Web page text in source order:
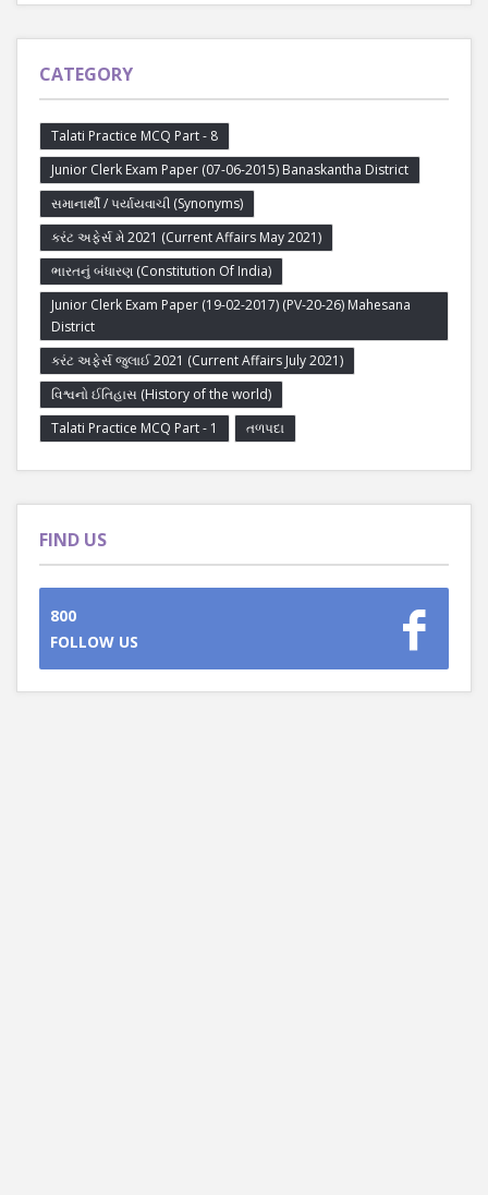
CATEGORY
Talati Practice MCQ Part - 8
Junior Clerk Exam Paper (07-06-2015) Banaskantha District
સમાનાર્થી / પર્યાયવાચી (Synonyms)
કરંટ અફેર્સ મે 2021 (Current Affairs May 2021)
ભારતનું બંધારણ (Constitution Of India)
Junior Clerk Exam Paper (19-02-2017) (PV-20-26) Mahesana
District
કરંટ અફેર્સ જુલાઈ 2021 (Current Affairs July 2021)
વિશ્વનો ઈતિહાસ (History of the world)
Talati Practice MCQ Part - 1
તળપદા
FIND US
800
FOLLOW US